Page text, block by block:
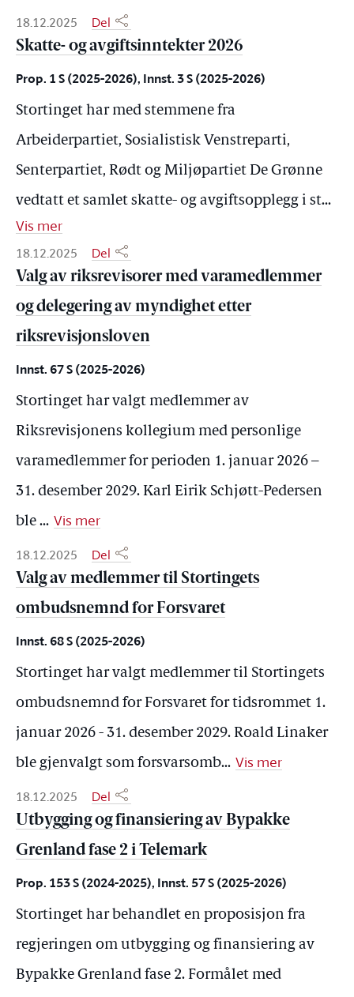
18.12.2025
Del
Skatte- og avgiftsinntekter 2026
Prop. 1 S (2025-2026), Innst. 3 S (2025-2026)
Stortinget har med stemmene fra
Arbeiderpartiet, Sosialistisk Venstreparti,
Senterpartiet, Rødt og Miljøpartiet De Grønne
vedtatt et samlet skatte- og avgiftsopplegg i st...
Vis mer
18.12.2025
Del
Valg av riksrevisorer med varamedlemmer
og delegering av myndighet etter
riksrevisjonsloven
Innst. 67 S (2025-2026)
Stortinget har valgt medlemmer av
Riksrevisjonens kollegium med personlige
varamedlemmer for perioden 1. januar 2026 –
31. desember 2029. Karl Eirik Schjøtt-Pedersen
ble ... Vis mer
18.12.2025
Del
Valg av medlemmer til Stortingets
ombudsnemnd for Forsvaret
Innst. 68 S (2025-2026)
Stortinget har valgt medlemmer til Stortingets
ombudsnemnd for Forsvaret for tidsrommet 1.
januar 2026 - 31. desember 2029. Roald Linaker
ble gjenvalgt som forsvarsomb... Vis mer
18.12.2025
Del
Utbygging og finansiering av Bypakke
Grenland fase 2 i Telemark
Prop. 153 S (2024-2025), Innst. 57 S (2025-2026)
Stortinget har behandlet en proposisjon fra
regjeringen om utbygging og finansiering av
Bypakke Grenland fase 2. Formålet med